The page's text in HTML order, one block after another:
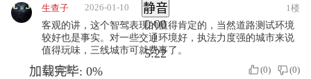
静音
0:00
/
5:22
加载完毕: 0%
生查子 2026-01-10
1楼
客观的讲，这个智驾表现的值得肯定的，当然道路测试环境
较好也是事实。对一些交通环境好，执法力度强的城市来说
值得玩味，三线城市可就费事了。
回复
(0) (0)